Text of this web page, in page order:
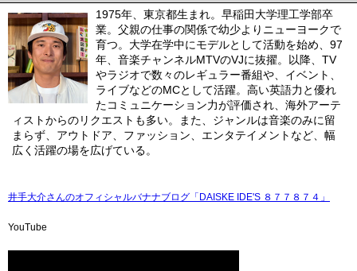
1975年、東京都生まれ。早稲田大学理工学部卒
業。父親の仕事の関係で幼少よりニューヨークで
育つ。大学在学中にモデルとして活動を始め、97
年、音楽チャンネルMTVのVJに抜擢。以降、TV
やラジオで数々のレギュラー番組や、イベント、
ライブなどのMCとして活躍。高い英語力と優れ
たコミュニケーション力が評価され、海外アーテ
ィストからのリクエストも多い。また、ジャンルは音楽のみに留
まらず、アウトドア、ファッション、エンタテイメントなど、幅
広く活躍の場を広げている。
井手大介さんのオフィシャルバナナブログ「DAISKE IDE'S ８７７８７４」
YouTube